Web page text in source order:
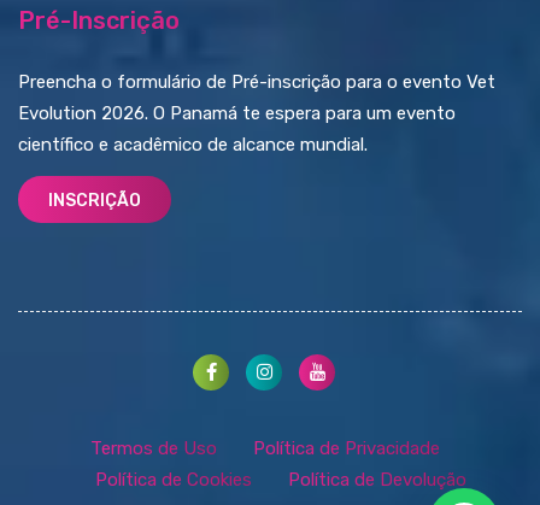
Pré-Inscrição
Preencha o formulário de Pré-inscrição para o evento Vet
Evolution 2026. O Panamá te espera para um evento
científico e acadêmico de alcance mundial.
INSCRIÇÃO
Termos de Uso
Política de Privacidade
Política de Cookies
Política de Devolução